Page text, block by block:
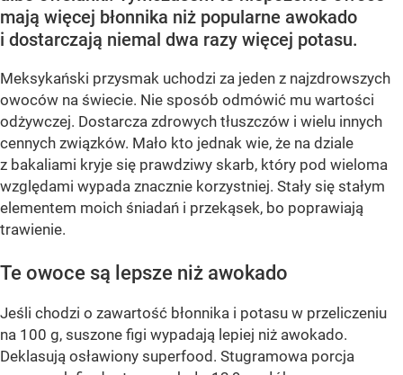
mają więcej błonnika niż popularne awokado
i dostarczają niemal dwa razy więcej potasu.
Meksykański przysmak uchodzi za jeden z najzdrowszych
owoców na świecie. Nie sposób odmówić mu wartości
odżywczej. Dostarcza zdrowych tłuszczów i wielu innych
cennych związków. Mało kto jednak wie, że na dziale
z bakaliami kryje się prawdziwy skarb, który pod wieloma
względami wypada znacznie korzystniej. Stały się stałym
elementem moich śniadań i przekąsek, bo poprawiają
trawienie.
Te owoce są lepsze niż awokado
Jeśli chodzi o zawartość błonnika i potasu w przeliczeniu
na 100 g, suszone figi wypadają lepiej niż awokado.
Deklasują osławiony superfood. Stugramowa porcja